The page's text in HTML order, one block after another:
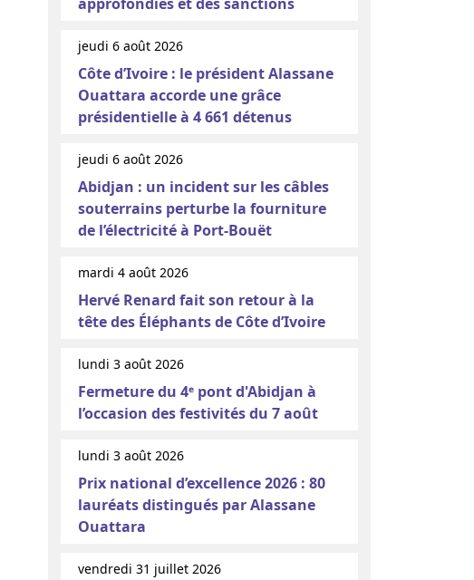
jeudi 6 août 2026
Côte d’Ivoire : le président Alassane
Ouattara accorde une grâce
présidentielle à 4 661 détenus
jeudi 6 août 2026
Abidjan : un incident sur les câbles
souterrains perturbe la fourniture
de l’électricité à Port-Bouët
mardi 4 août 2026
Hervé Renard fait son retour à la
tête des Éléphants de Côte d’Ivoire
lundi 3 août 2026
Fermeture du 4ᵉ pont d'Abidjan à
l’occasion des festivités du 7 août
lundi 3 août 2026
Prix national d’excellence 2026 : 80
lauréats distingués par Alassane
Ouattara
vendredi 31 juillet 2026